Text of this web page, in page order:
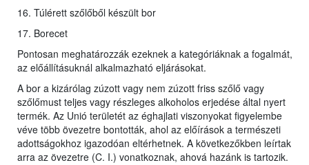
16. Túlérett szőlőből készült bor
17. Borecet
Pontosan meghatározzák ezeknek a kategóriáknak a fogalmát,
az előállításuknál alkalmazható eljárásokat.
A bor a kizárólag zúzott vagy nem zúzott friss szőlő vagy
szőlőmust teljes vagy részleges alkoholos erjedése által nyert
termék. Az Unió területét az éghajlati viszonyokat figyelembe
véve több övezetre bontották, ahol az előírások a természeti
adottságokhoz igazodóan eltérhetnek. A következőkben leírtak
arra az övezetre (C. I.) vonatkoznak, ahová hazánk is tartozik.